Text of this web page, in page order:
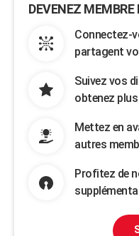
DEVENEZ MEMBRE
Connectez-
partagent
Suivez vos
obtenez
Mettez en
autres
Profitez de